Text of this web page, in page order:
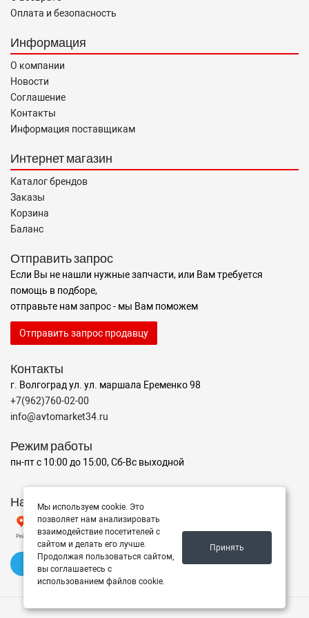
Оплата и безопасность
Информация
О компании
Новости
Соглашение
Контакты
Информация поставщикам
Интернет магазин
Каталог брендов
Заказы
Корзина
Баланс
Отправить запрос
Если Вы не нашли нужные запчасти, или Вам требуется
помощь в подборе,
отправьте нам запрос - мы Вам поможем
Отправить запрос продавцу
Контакты
г. Волгоград ул. ул. маршала Еременко 98
+7(962)760-02-00
info@avtomarket34.ru
Режим работы
пн-пт с 10:00 до 15:00, Сб-Вс выходной
Наш рейтинг на Яндексе
✍️ Оставить отзыв
Мы используем cookie. Это
позволяет нам анализировать
взаимодействие посетителей с
сайтом и делать его лучше.
Продолжая пользоваться сайтом,
вы соглашаетесь с
использованием файлов cookie.
Принять